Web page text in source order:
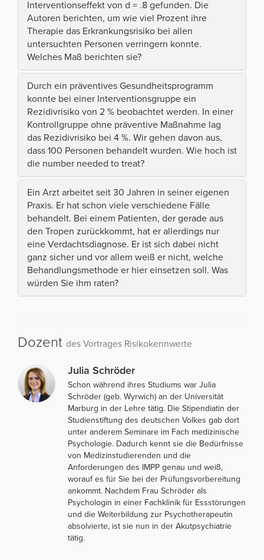
Interventionseffekt von d = .8 gefunden. Die
Autoren berichten, um wie viel Prozent ihre
Therapie das Erkrankungsrisiko bei allen
untersuchten Personen verringern konnte.
Welches Maß berichten sie?
Durch ein präventives Gesundheitsprogramm
konnte bei einer Interventionsgruppe ein
Rezidivrisiko von 2 % beobachtet werden. In einer
Kontrollgruppe ohne präventive Maßnahme lag
das Rezidivrisiko bei 4 %. Wir gehen davon aus,
dass 100 Personen behandelt wurden. Wie hoch ist
die number needed to treat?
Ein Arzt arbeitet seit 30 Jahren in seiner eigenen
Praxis. Er hat schon viele verschiedene Fälle
behandelt. Bei einem Patienten, der gerade aus
den Tropen zurückkommt, hat er allerdings nur
eine Verdachtsdiagnose. Er ist sich dabei nicht
ganz sicher und vor allem weiß er nicht, welche
Behandlungsmethode er hier einsetzen soll. Was
würden Sie ihm raten?
Dozent des Vortrages Risikokennwerte
Julia Schröder
Schon während ihres Studiums war Julia
Schröder (geb. Wyrwich) an der Universität
Marburg in der Lehre tätig. Die Stipendiatin der
Studienstiftung des deutschen Volkes gab dort
unter anderem Seminare im Fach medizinische
Psychologie. Dadurch kennt sie die Bedürfnisse
von Medizinstudierenden und die
Anforderungen des IMPP genau und weiß,
worauf es für Sie bei der Prüfungsvorbereitung
ankommt. Nachdem Frau Schröder als
Psychologin in einer Fachklinik für Essstörungen
und die Weiterbildung zur Psychotherapeutin
absolvierte, ist sie nun in der Akutpsychiatrie
tätig.